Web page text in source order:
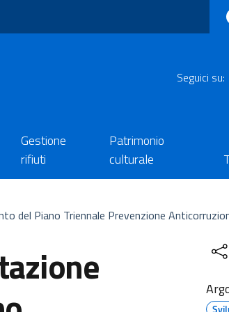
Seguici su:
Gestione
rifiuti
Patrimonio
culturale
del Piano Triennale Prevenzione